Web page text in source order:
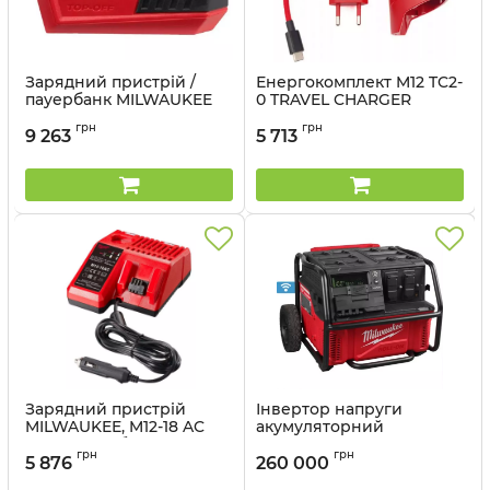
Зарядний пристрій /
пауербанк MILWAUKEE
Артикул:
9 263 грн
Енергокомплект M12 TC2-
0 TRAVEL CHARGER
Артикул:
5 713 грн
Зарядний пристрій
MILWAUKEE, M12-18 AC
12В (автомобільний)
Артикул:
5 876 грн
Інвертор напруги
акумуляторний
IRPSUOP2500
260 000 грн